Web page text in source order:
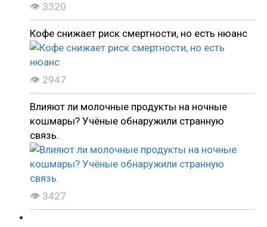
👁 3320
Кофе снижает риск смертности, но есть нюанс
👁 2947
Влияют ли молочные продукты на ночные
кошмары? Учёные обнаружили странную
связь.
👁 3427